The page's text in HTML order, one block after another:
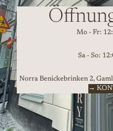
Mo - Fr:
Sa - So:
Norra Benickebrinken 2,
→